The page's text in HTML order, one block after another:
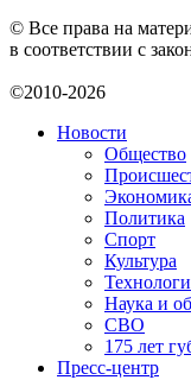
© Все права на
в соответствии с
©2010-2026
Новости
Общество
Политика
Спорт
Культура
Наука и
СВО
175 лет
Пресс-центр